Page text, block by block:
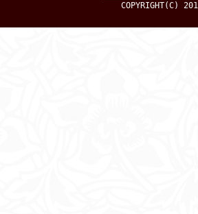
COPYRIGHT(C)